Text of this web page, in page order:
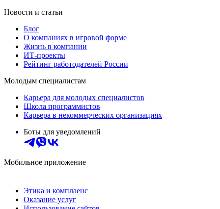
Новости и статьи
Блог
О компаниях в игровой форме
Жизнь в компании
ИТ-проекты
Рейтинг работодателей России
Молодым специалистам
Карьера для молодых специалистов
Школа программистов
Карьера в некоммерческих организациях
Боты для уведомлений
Мобильное приложение
Этика и комплаенс
Оказание услуг